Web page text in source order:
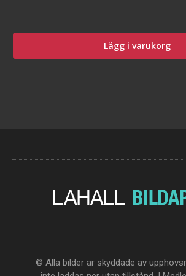
Lägg i varukorg
© Alla bilder är skyddade av